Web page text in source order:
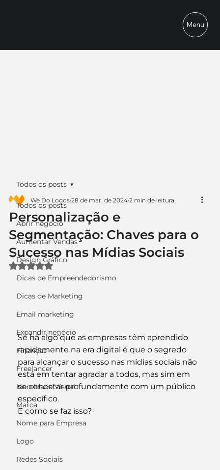
Menu
Todos os posts
Abrir negócio
Aumentar Vendas
Design Gráfico
Dicas de Empreendedorismo
Dicas de Marketing
Email marketing
Expandir negócio
Finanças
Freelancer
Identidade Visual
Marca
Nome para Empresa
Logo
Redes Sociais
Todos os posts
Personalização e
Segmentação: Chaves para o
Sucesso nas Mídias Sociais
We Do Logos 28 de mar. de 2024 2 min de leitura
Avaliado com NaN de 5 estrelas.
Se há algo que as empresas têm aprendido
rapidamente na era digital é que o segredo
para alcançar o sucesso nas mídias sociais não
está em tentar agradar a todos, mas sim em
se conectar profundamente com um público
específico.
E como se faz isso?